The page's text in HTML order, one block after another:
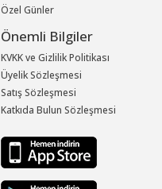
Özel Günler
Önemli Bilgiler
KVKK ve Gizlilik Politikası
Üyelik Sözleşmesi
Satış Sözleşmesi
Katkıda Bulun Sözleşmesi